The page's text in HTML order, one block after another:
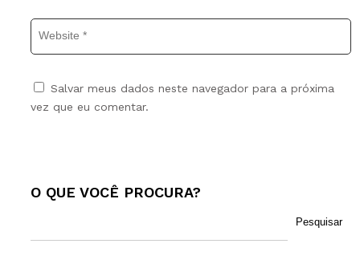
Salvar meus dados neste navegador para a próxima
vez que eu comentar.
O QUE VOCÊ PROCURA?
Pesquisar